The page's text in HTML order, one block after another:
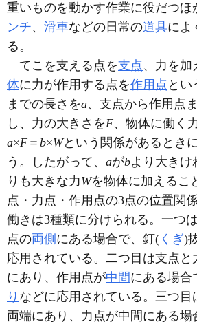
重いものを動かす作業に役だつほ
ンチ、 滑車などの日常の道具によ
る。
てこを支える点を支点 、力を加
体に力が作用する点を作用点 とい
までの長さをa、支点から作用点
し、力の大きさをF、物体に働く
a×F ＝ b×Wという関係があるとき
う。したがって、 aがbより大きけ
りも大きな力Wを物体に加えるこ
点・力点・作用点の3点の位置関
働きは3種類に分けられる。一つ
点の両側 にある場合で、釘( くぎ)
応用されている。二つ目は支点と
にあり、作用点が中間にある場合
り などに応用されている。三つ目
両端にあり、力点が中間にある場